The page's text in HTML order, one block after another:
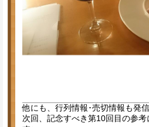
他にも、行列情報･売切情報も発
次回、記念すべき第10回目の参